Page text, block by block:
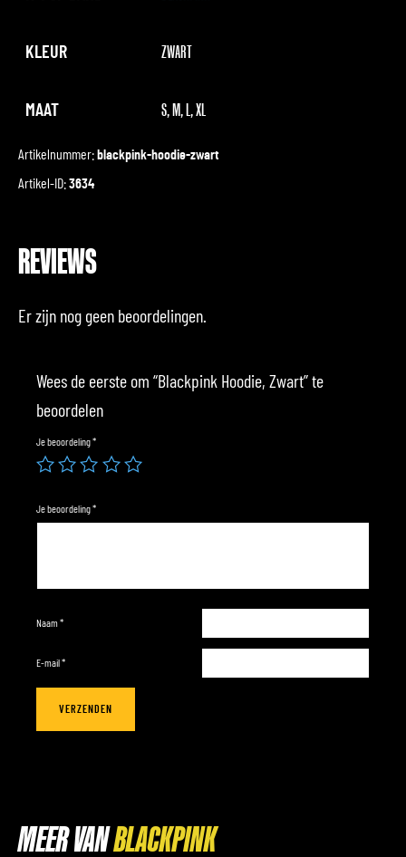
KLEUR ZWART
MAAT S, M, L, XL
Artikelnummer: blackpink-hoodie-zwart
Artikel-ID:3634
REVIEWS
Er zijn nog geen beoordelingen.
Wees de eerste om “Blackpink Hoodie, Zwart” te
beoordelen
Je beoordeling*
Je beoordeling*
Naam*
E-mail*
MEER VAN